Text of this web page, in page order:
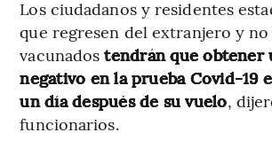
Los ciudadanos y residentes
que regresen del extranjero y no
vacunadostendrán que obtener
negativo en la prueba Covid-19
un día después de su vuelo,
funcionarios.